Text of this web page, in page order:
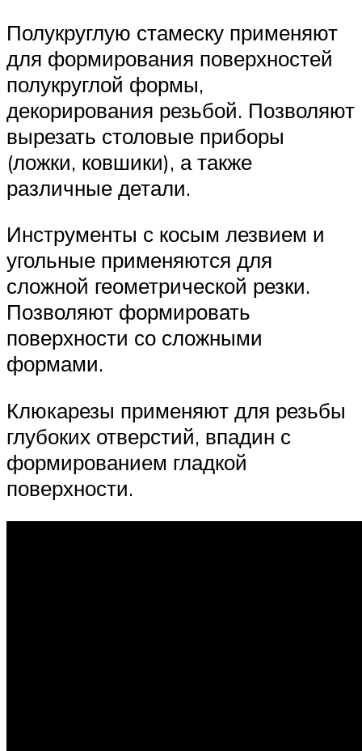
Полукруглую стамеску применяют
для формирования поверхностей
полукруглой формы,
декорирования резьбой. Позволяют
вырезать столовые приборы
(ложки, ковшики), а также
различные детали.
Инструменты с косым лезвием и
угольные применяются для
сложной геометрической резки.
Позволяют формировать
поверхности со сложными
формами.
Клюкарезы применяют для резьбы
глубоких отверстий, впадин с
формированием гладкой
поверхности.